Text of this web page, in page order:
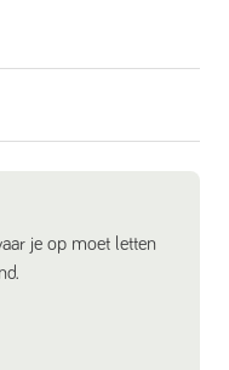
je op moet letten